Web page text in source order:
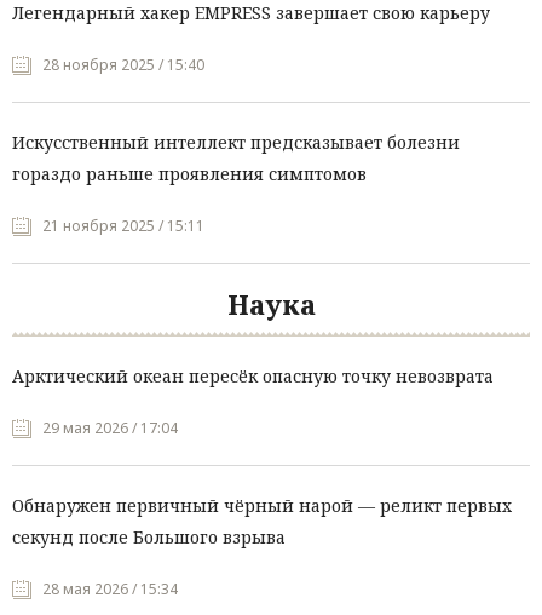
Легендарный хакер EMPRESS завершает свою карьеру
28 ноября 2025 / 15:40
Искусственный интеллект предсказывает болезни
гораздо раньше проявления симптомов
21 ноября 2025 / 15:11
Наука
Арктический океан пересёк опасную точку невозврата
29 мая 2026 / 17:04
Обнаружен первичный чёрный нарой — реликт первых
секунд после Большого взрыва
28 мая 2026 / 15:34